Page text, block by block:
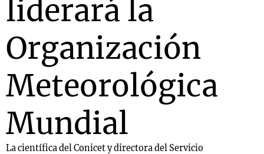
liderará la
Organización
Meteorológica
Mundial
La científica del Conicet y directora del Servicio